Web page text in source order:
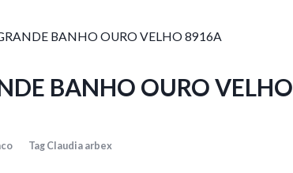
BANHO OURO VELHO 8916A
BANHO OURO VELHO
Tag Claudia arbex